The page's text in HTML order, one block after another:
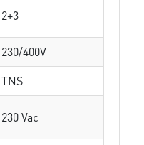
2+3
230/400V
TNS
230 Vac